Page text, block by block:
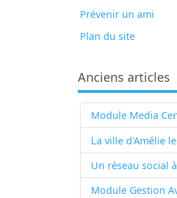
Prévenir un ami
Plan du site
Anciens articles
Module Media
Un réseau social
Module Gestion